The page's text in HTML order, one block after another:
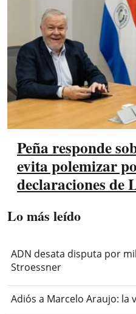
Peña responde
evita polemizar
declaraciones de
Lo más leído
ADN desata disputa por
Stroessner
Adiós a Marcelo Araujo: la